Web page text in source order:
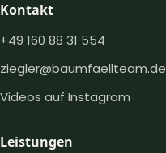
Kontakt
+49 160 88 31 554
ziegler@baumfaellteam.de
Videos auf Instagram
Leistungen